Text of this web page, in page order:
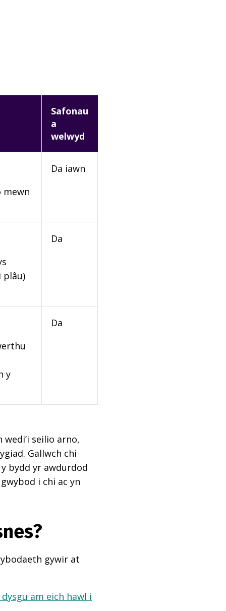
Safonau
a
welwyd
mewn
Da iawn
plâu)
Da
y
Da
seilio arno,
Gallwch chi
bydd yr awdurdod
i chi ac yn
gywir at
am eich hawl i